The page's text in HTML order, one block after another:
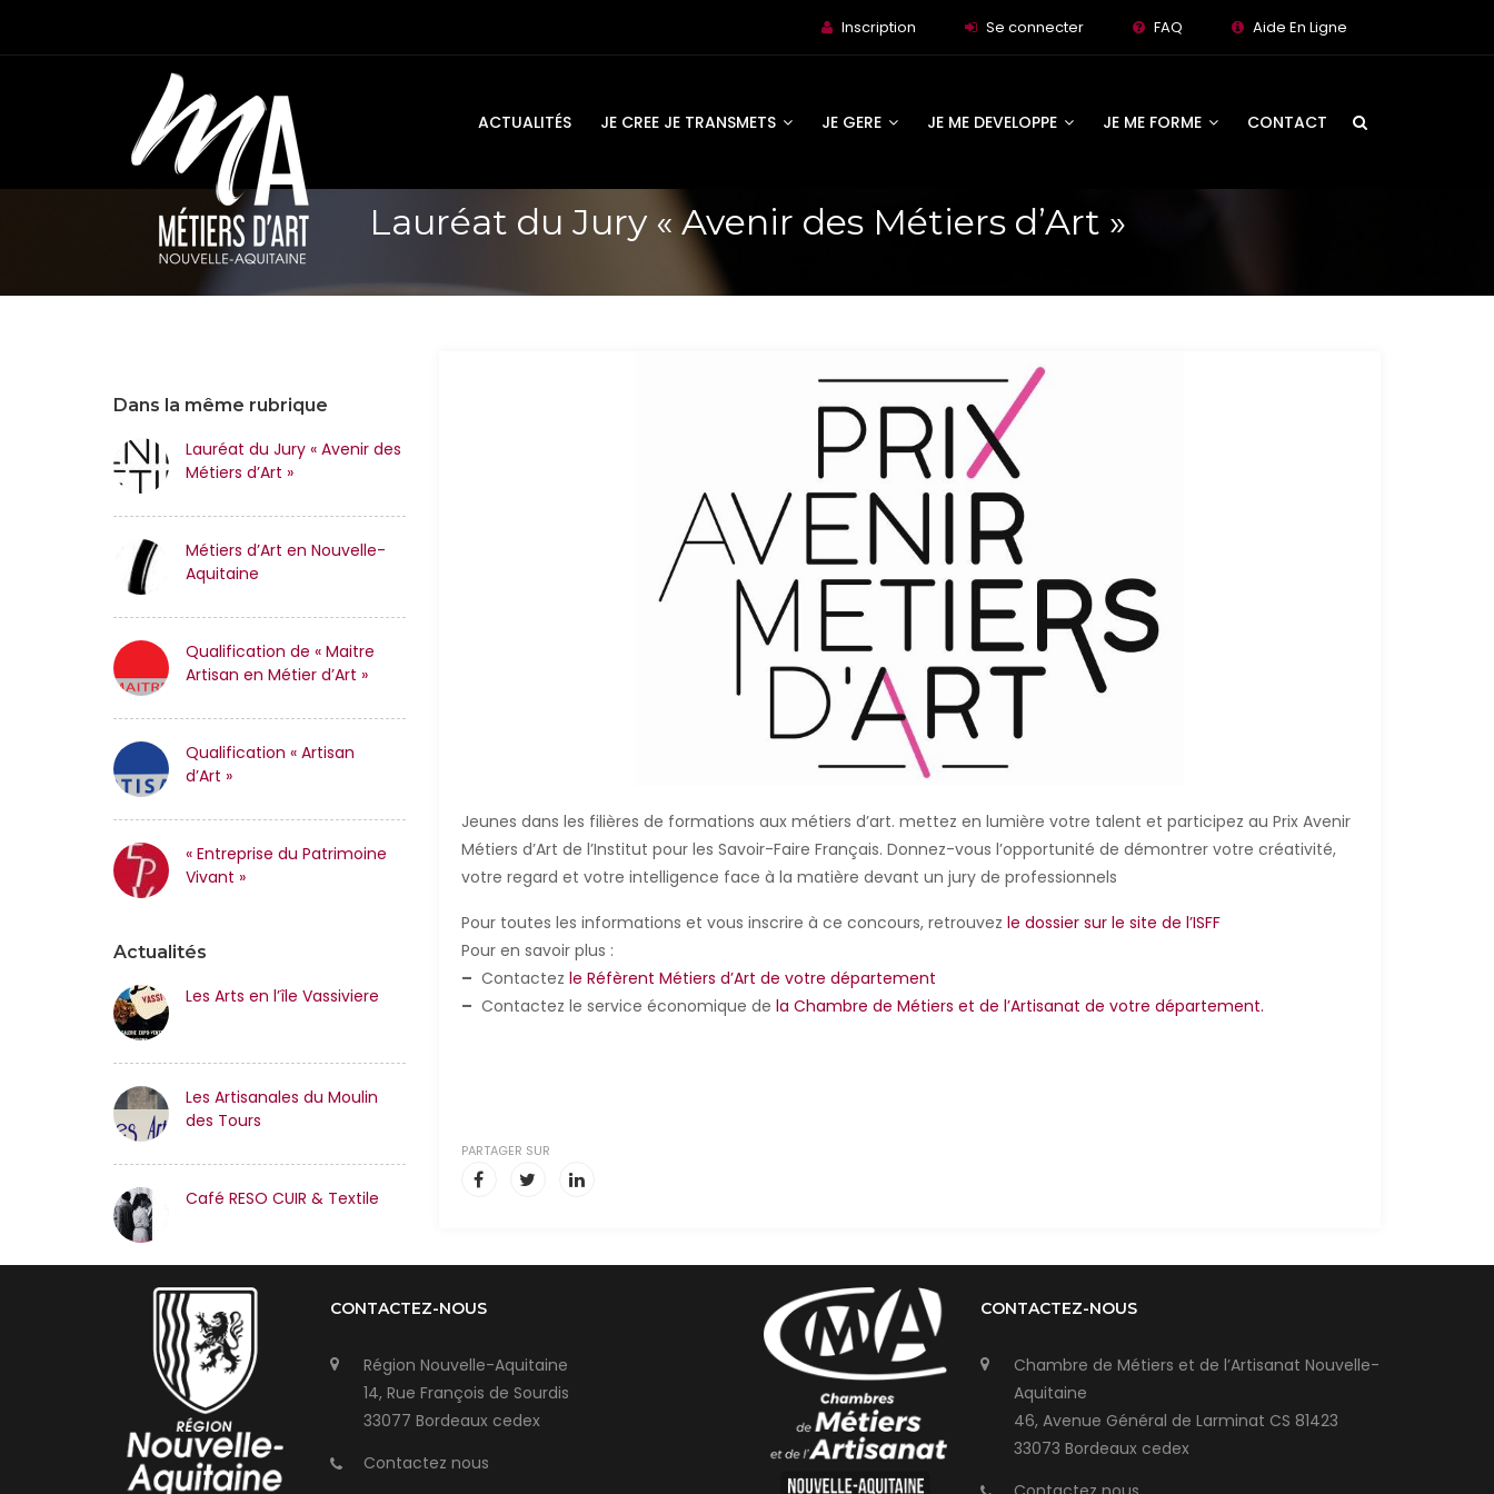
Inscription Se connecter FAQ Aide En Ligne
ACTUALITÉS JE CREE JE TRANSMETS JE GERE JE ME DEVELOPPE JE ME FORME CONTACT
Lauréat du Jury « Avenir des Métiers d’Art »
Dans la même rubrique
Lauréat du Jury « Avenir des
Métiers d’Art »
Métiers d’Art en Nouvelle-
Aquitaine
Qualification de « Maitre
Artisan en Métier d’Art »
Qualification « Artisan
d’Art »
« Entreprise du Patrimoine
Vivant »
Actualités
Les Arts en l’île Vassiviere
Les Artisanales du Moulin
des Tours
Café RESO CUIR & Textile
Jeunes dans les filières de formations aux métiers d’art. mettez en lumière votre talent et participez au Prix Avenir
Métiers d’Art de l’Institut pour les Savoir-Faire Français. Donnez-vous l’opportunité de démontrer votre créativité,
votre regard et votre intelligence face à la matière devant un jury de professionnels
Pour toutes les informations et vous inscrire à ce concours, retrouvez le dossier sur le site de l’ISFF
Pour en savoir plus :
– Contactez le Réfèrent Métiers d’Art de votre département
– Contactez le service économique de la Chambre de Métiers et de l’Artisanat de votre département.
PARTAGER SUR
CONTACTEZ-NOUS
Région Nouvelle-Aquitaine
14, Rue François de Sourdis
33077 Bordeaux cedex
Contactez nous
CONTACTEZ-NOUS
Chambre de Métiers et de l’Artisanat Nouvelle-
Aquitaine
46, Avenue Général de Larminat CS 81423
33073 Bordeaux cedex